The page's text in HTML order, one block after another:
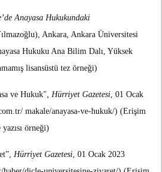
Anayasa Hukukundaki
Ankara, Ankara Üniversitesi
Hukuku Ana Bilim Dalı, Yüksek
lisansüstü tez örneği)
ve Hukuk", Hürriyet Gazetesi, 01 Ocak
makale/anayasa-ve-hukuk/) (Erişim
örneği)
Hürriyet Gazetesi, 01 Ocak 2023